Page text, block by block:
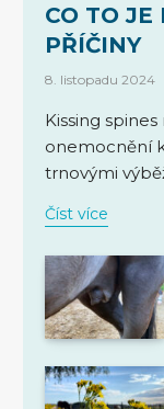
CO TO JE
PŘÍČINY
8. listopadu 2024
Kissing spines
onemocnění
trnovými
Číst více